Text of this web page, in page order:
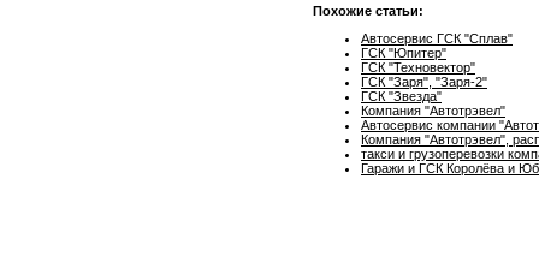
Похожие статьи:
Автосервис ГСК "Сплав"
ГСК "Юпитер"
ГСК "Техновектор"
ГСК "Заря", "Заря-2"
ГСК "Звезда"
Компания "Автотрэвел"
Автосервис компании
Компания "Автотрэвел",
такси и грузоперевозки
Гаражи и ГСК Королёва и